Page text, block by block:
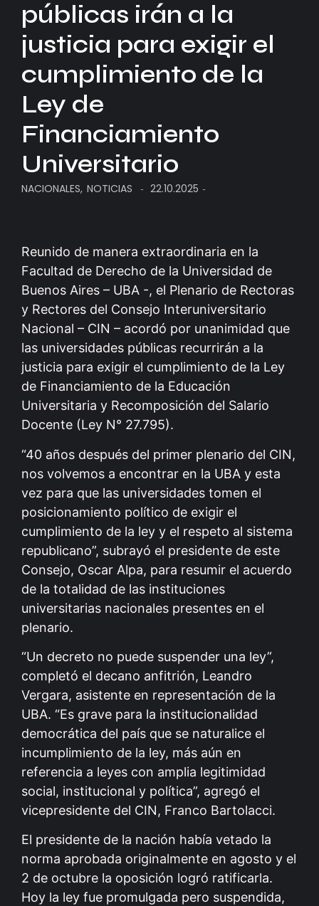
públicas irán a la
justicia para exigir el
cumplimiento de la
Ley de
Financiamiento
Universitario
NACIONALES, NOTICIAS - 22.10.2025 -
Reunido de manera extraordinaria en la
Facultad de Derecho de la Universidad de
Buenos Aires – UBA -, el Plenario de Rectoras
y Rectores del Consejo Interuniversitario
Nacional – CIN – acordó por unanimidad que
las universidades públicas recurrirán a la
justicia para exigir el cumplimiento de la Ley
de Financiamiento de la Educación
Universitaria y Recomposición del Salario
Docente (Ley N° 27.795).
“40 años después del primer plenario del CIN,
nos volvemos a encontrar en la UBA y esta
vez para que las universidades tomen el
posicionamiento político de exigir el
cumplimiento de la ley y el respeto al sistema
republicano”, subrayó el presidente de este
Consejo, Oscar Alpa, para resumir el acuerdo
de la totalidad de las instituciones
universitarias nacionales presentes en el
plenario.
“Un decreto no puede suspender una ley”,
completó el decano anfitrión, Leandro
Vergara, asistente en representación de la
UBA. “Es grave para la institucionalidad
democrática del país que se naturalice el
incumplimiento de la ley, más aún en
referencia a leyes con amplia legitimidad
social, institucional y política”, agregó el
vicepresidente del CIN, Franco Bartolacci.
El presidente de la nación había vetado la
norma aprobada originalmente en agosto y el
2 de octubre la oposición logró ratificarla.
Hoy la ley fue promulgada pero suspendida,